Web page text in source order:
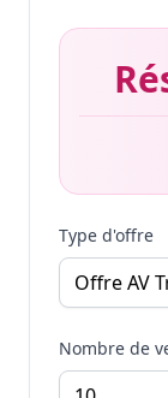
Type d'offre
Nombre de